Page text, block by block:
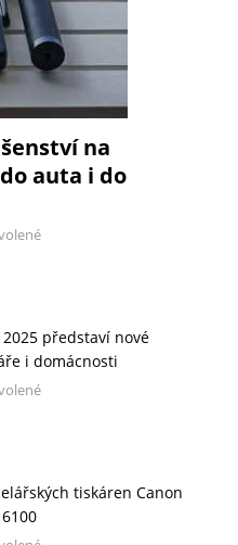
na
auta i do
představí nové
i domácnosti
tiskáren Canon